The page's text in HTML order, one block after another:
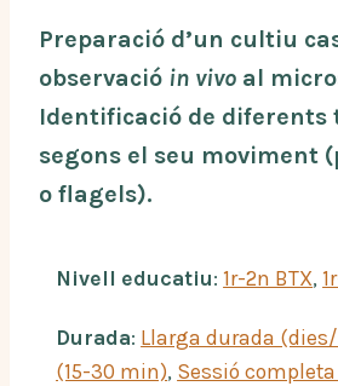
Preparació d’un cultiu
observació in vivo al
Identificació de diferents
segons el seu moviment
o flagels).
Nivell educatiu:1r-2n BTX,
Durada: Llarga durada
(15-30 min), Sessió